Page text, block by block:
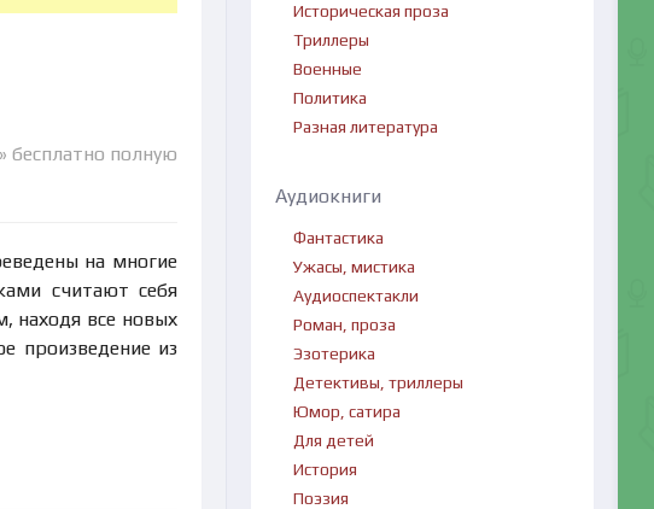
бесплатно полную
на многие
считают себя
находя все новых
произведение из
Историческая проза
Триллеры
Военные
Политика
Разная литература
Аудиокниги
Фантастика
Ужасы, мистика
Аудиоспектакли
Роман, проза
Эзотерика
Детективы, триллеры
Юмор, сатира
Для детей
История
Поэзия